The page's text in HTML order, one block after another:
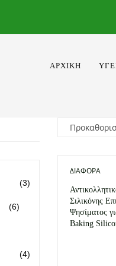
ΑΡΧΙΚΉ
(3)
(6)
(4)
ΔΙΆΦΟΡΑ
Σιλικόνης
Ψησίματος
Baking